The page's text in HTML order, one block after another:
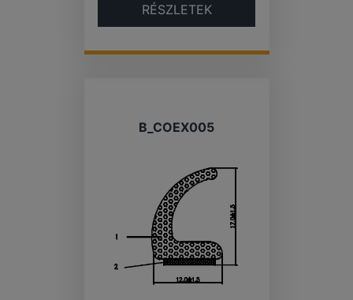
RÉSZLETEK
B_COEX005